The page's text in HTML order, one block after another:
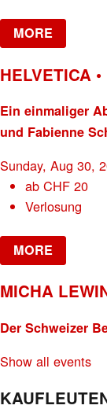
MORE
HELVETICA
Ein einmaliger
und Fabienne
Sunday, Aug 30,
abCHF 20
Verlosung
MORE
MICHA
Der Schweizer
Show all events